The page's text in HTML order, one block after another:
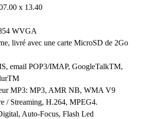
x 13.40
WVGA
livré avec une carte MicroSD de 2Go
email POP3/IMAP, GoogleTalkTM,
MP3: MP3, AMR NB, WMA V9
/ Streaming, H.264, MPEG4.
Auto-Focus, Flash Led